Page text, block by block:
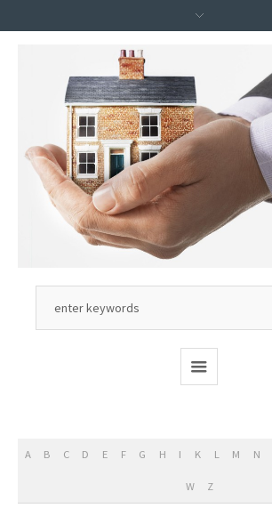
A B C D E F G H I K L M N
W Z